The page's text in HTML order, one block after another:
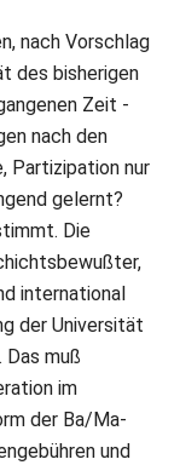
nach Vorschlag
des bisherigen
Zeit -
nach den
Partizipation nur
gelernt?
Die
international
der Universität
muß
im
der Ba/Ma-
und